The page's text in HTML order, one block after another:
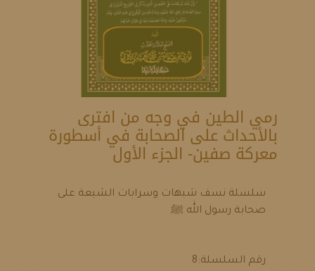
رمي الطين في وجه من افترى
بالأحداث على الصحابة في أسطورة
معركة صفين- الجزء الأول
سلسلة نسف شبهات وسرابات الشيعة على
صحابة رسول الله ﷺ
رقم السلسلة:8